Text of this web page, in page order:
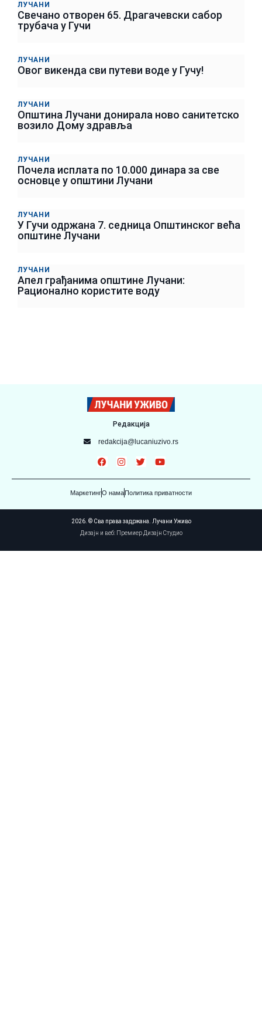
ЛУЧАНИ
Свечано отворен 65. Драгачевски сабор
трубача у Гучи
ЛУЧАНИ
Овог викенда сви путеви воде у Гучу!
ЛУЧАНИ
Општина Лучани донирала ново санитетско
возило Дому здравља
ЛУЧАНИ
Почела исплата по 10.000 динара за све
основце у општини Лучани
ЛУЧАНИ
У Гучи одржана 7. седница Општинског већа
општине Лучани
ЛУЧАНИ
Апел грађанима општине Лучани:
Рационално користите воду
Редакција
redakcija@lucaniuzivo.rs
МаркетингО намаПолитика приватности
2026. © Сва права задржана. Лучани Уживо
Дизајн и веб: Премиер Дизајн Студио